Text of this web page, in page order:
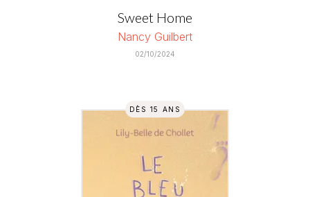
Sweet Home
Nancy Guilbert
02/10/2024
DÈS 15 ANS